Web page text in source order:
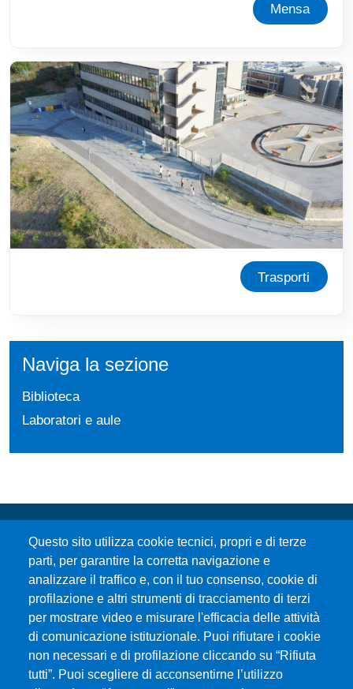
Mensa
Immagine
Trasporti
Naviga la sezione
Biblioteca
Laboratori e aule
Questo sito utilizza cookie tecnici, propri e di terze
parti, per garantire la corretta navigazione e
analizzare il traffico e, con il tuo consenso, cookie di
profilazione e altri strumenti di tracciamento di terzi
per mostrare video e misurare l'efficacia delle attività
di comunicazione istituzionale. Puoi rifiutare i cookie
non necessari e di profilazione cliccando su “Rifiuta
tutti”. Puoi scegliere di acconsentirne l’utilizzo
Università degli Studi di Messina
Piazza Pugliatti, 1 - 98122 Messina
Cod. Fiscale 80004070837
P.IVA 00724160833